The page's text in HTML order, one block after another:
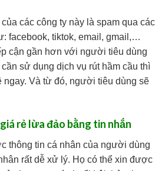
các công ty này là spam qua các
facebook, tiktok, email, gmail,…
cận gần hơn với người tiêu dùng
sử dụng dịch vụ rút hầm cầu thì
ngay. Và từ đó, người tiêu dùng sẽ
rẻ lừa đảo bằng tin nhắn
thông tin cá nhân của người dùng
rất dễ xử lý. Họ có thể xin được